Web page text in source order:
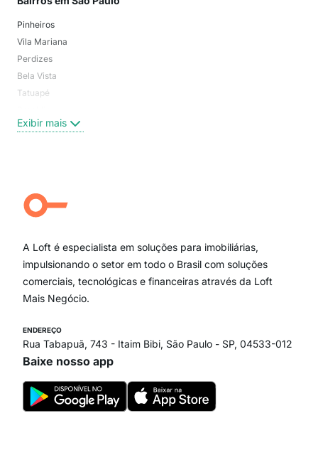
Pinheiros
Vila Mariana
Perdizes
Bela Vista
Tatuapé
Centro
Campo Belo
Ipiranga
Paraíso
Itaim Bibi
Exibir mais
A Loft é especialista em soluções para imobiliárias,
impulsionando o setor em todo o Brasil com soluções
comerciais, tecnológicas e financeiras através da Loft
Mais Negócio.
ENDEREÇO
Rua Tabapuã, 743 - Itaim Bibi, São Paulo - SP, 04533-012
Baixe nosso app